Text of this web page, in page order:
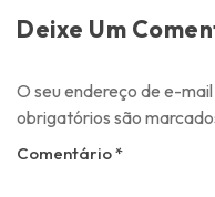
Deixe Um
O seu endereço de e-
obrigatórios são
Comentário*